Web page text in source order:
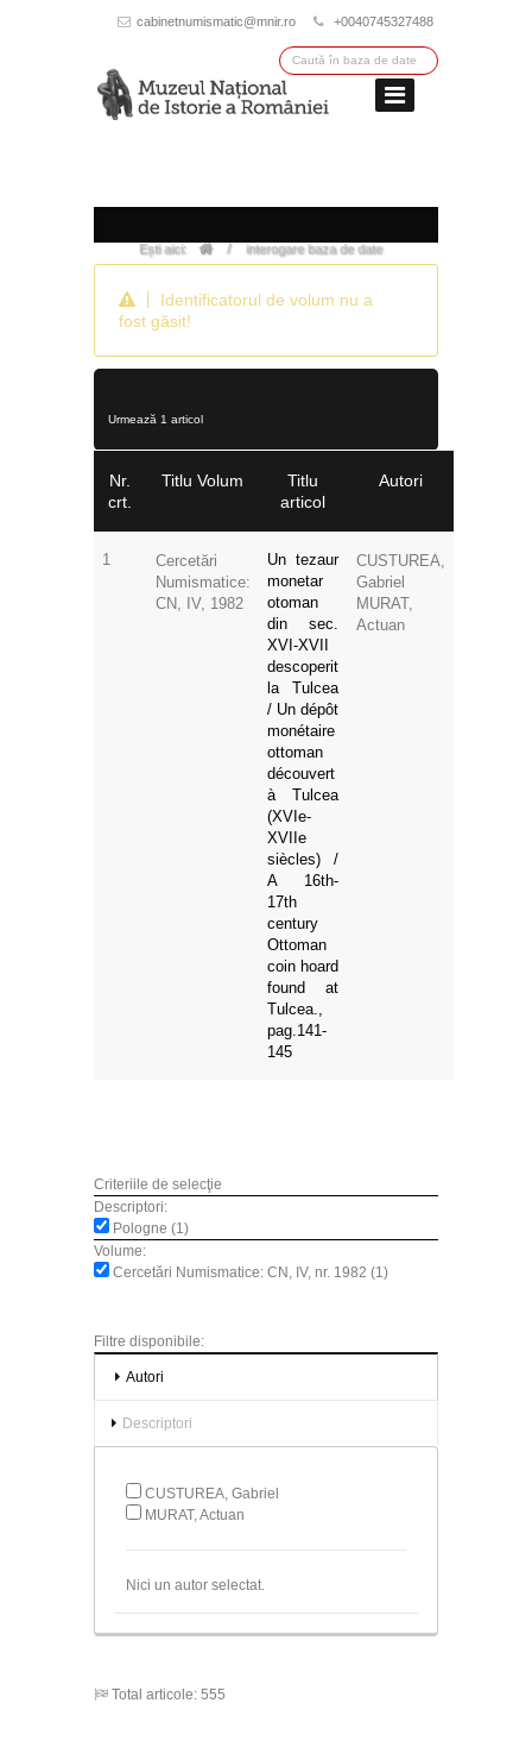
cabinetnumismatic@mnir.ro +0040745327488
Ești aici: / interogare baza de date
Identificatorul de volum nu a
fost găsit!
Urmează 1 articol
Nr.
crt.
Titlu Volum
Titlu
articol
Autori
1
Cercetări
Numismatice:
CN, IV, 1982
Un tezaur
monetar
otoman
din sec.
XVI-XVII
descoperit
la Tulcea
/ Un dépôt
monétaire
ottoman
découvert
à Tulcea
(XVIe-
XVIIe
siècles) /
A 16th-
17th
century
Ottoman
coin hoard
found at
Tulcea.,
pag.141-
145
CUSTUREA,
Gabriel
MURAT,
Actuan
Criteriile de selecţie
Descriptori:
Pologne (1)
Volume:
Cercetări Numismatice: CN, IV, nr. 1982 (1)
Filtre disponibile:
Autori
Descriptori
CUSTUREA, Gabriel
MURAT, Actuan
Nici un autor selectat.
Total articole: 555